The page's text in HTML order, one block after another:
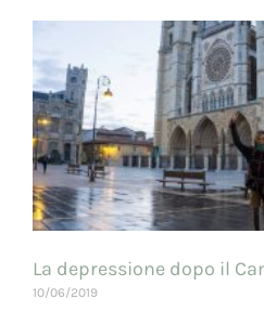
La depressione dopo il
10/06/2019